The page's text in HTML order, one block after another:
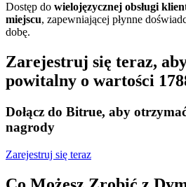
Dostęp do wielojęzycznej obsługi
miejscu, zapewniającej płynne
dobę.
Zarejestruj się teraz,
powitalny o wartości
Dołącz do Bitrue, aby
nagrody
Zarejestruj się teraz